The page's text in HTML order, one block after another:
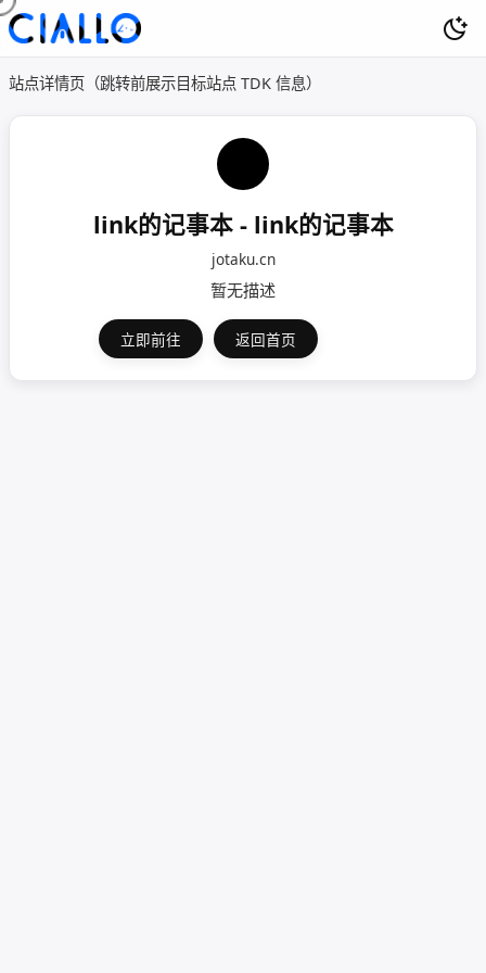
站点详情页（跳转前展示目标站点 TDK 信息）
link的记事本 - link的记事本
jotaku.cn
暂无描述
立即前往 返回首页